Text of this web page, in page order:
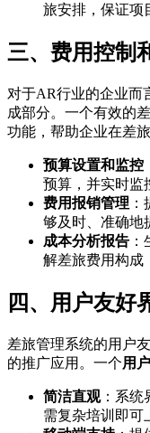
旅安排，保证项
三、费用控制
对于AR行业的企业而
成部分。一个有效的
功能，帮助企业在差
预算设置和监控
预算，并实时监
费用报销管理
够及时、准确地
成本分析报告
解差旅费用构成
四、用户友好
差旅管理系统的用户
的推广应用。一个用
简洁直观：系统
需复杂培训即可